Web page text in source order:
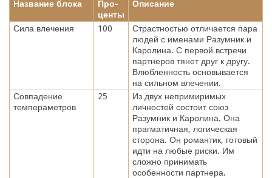
Название блока
Про-
центы
Описание
Сила влечения 100
Страстностью отличается пара
людей с именами Разумник и
Каролина. С первой встречи
партнеров тянет друг к другу.
Влюбленность основывается
на сильном влечении.
Совпадение
темпераметров
25
Из двух непримиримых
личностей состоит союз
Разумник и Каролина. Она
прагматичная, логическая
сторона. Он романтик, готовый
идти на любые риски. Им
сложно принимать
особенности партнера.